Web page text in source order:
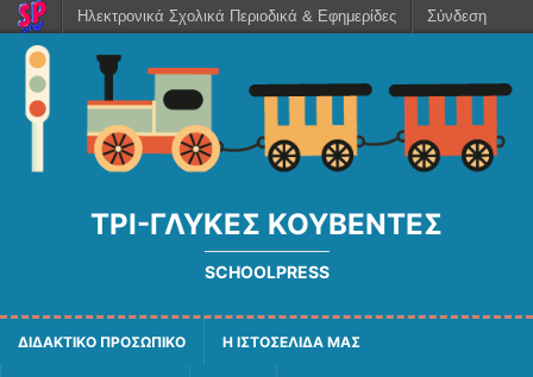
ΤΡΙ-ΓΛΥΚΈΣ ΚΟΥΒΈΝΤΕΣ
SCHOOLPRESS
ΔΙΔΑΚΤΙΚΟ ΠΡΟΣΩΠΙΚΟ Η ΙΣΤΟΣΕΛΙΔΑ ΜΑΣ
Ηλεκτρονικά Σχολικά Περιοδικά & Εφημερίδες Σύνδεση